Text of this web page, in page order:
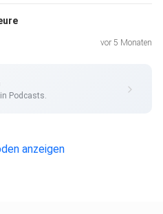
vor 5 Monaten
Podcasts.
anzeigen